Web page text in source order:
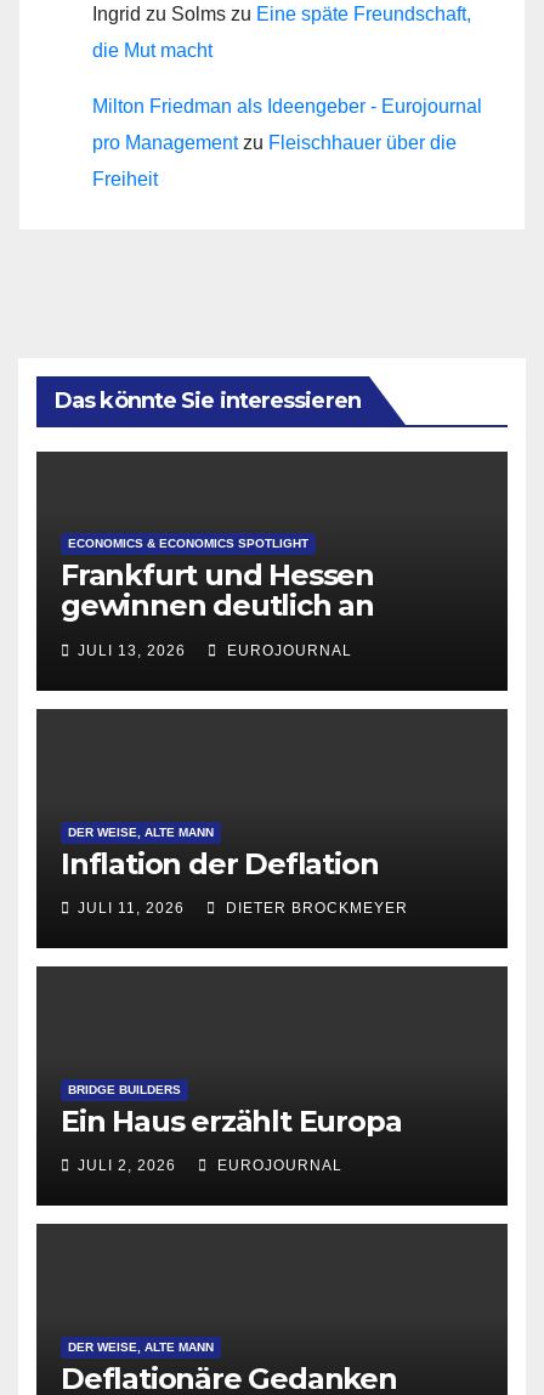
Ingrid zu Solms zu Eine späte Freundschaft,
die Mut macht
Milton Friedman als Ideengeber - Eurojournal
pro Managementzu Fleischhauer über die
Freiheit
Das könnte Sie interessieren
ECONOMICS & ECONOMICS SPOTLIGHT
Frankfurt und Hessen
gewinnen deutlich an
Attraktivität für Startup-
Gründungen
JULI 13, 2026 EUROJOURNAL
DER WEISE, ALTE MANN
Inflation der Deflation
JULI 11, 2026 DIETER BROCKMEYER
BRIDGE BUILDERS
Ein Haus erzählt Europa
JULI 2, 2026 EUROJOURNAL
DER WEISE, ALTE MANN
Deflationäre Gedanken